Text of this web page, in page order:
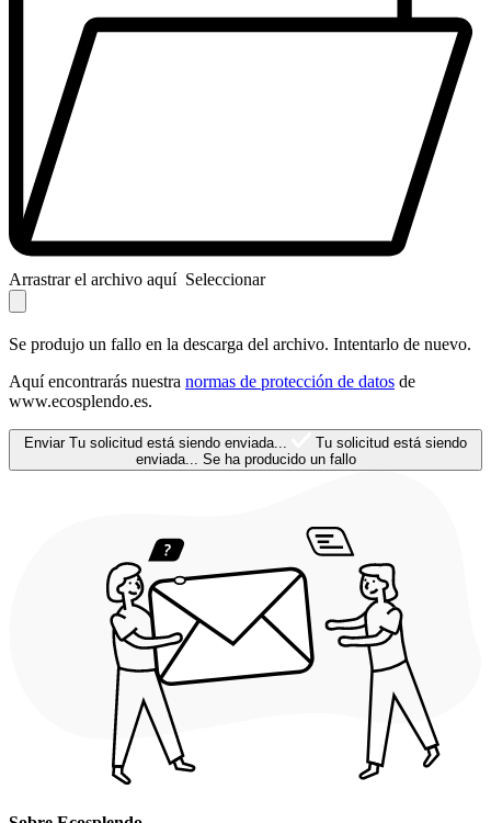
Arrastrar el archivo aquí Seleccionar
Se produjo un fallo en la descarga del archivo. Intentarlo de nuevo.
Aquí encontrarás nuestra normas de protección de datos de
www.ecosplendo.es.
Enviar Tu solicitud está siendo enviada...
Tu solicitud está siendo
enviada... Se ha producido un fallo